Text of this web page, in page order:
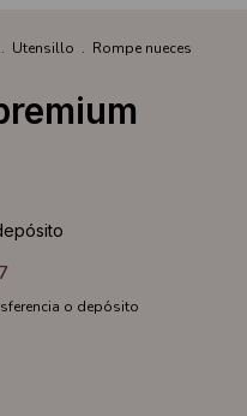
. Utensillo . Rompe nueces
o depósito